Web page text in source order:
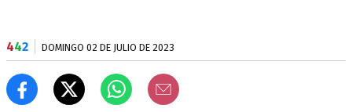
442 DOMINGO 02 DE JULIO DE 2023